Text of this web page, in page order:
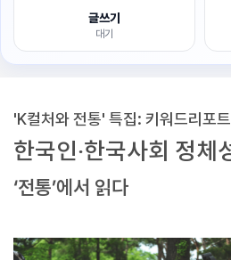
글쓰기
대기
'K컬처와 전통' 특집: 키워드리포
한국인·한국사회 정체
‘전통’에서 읽다